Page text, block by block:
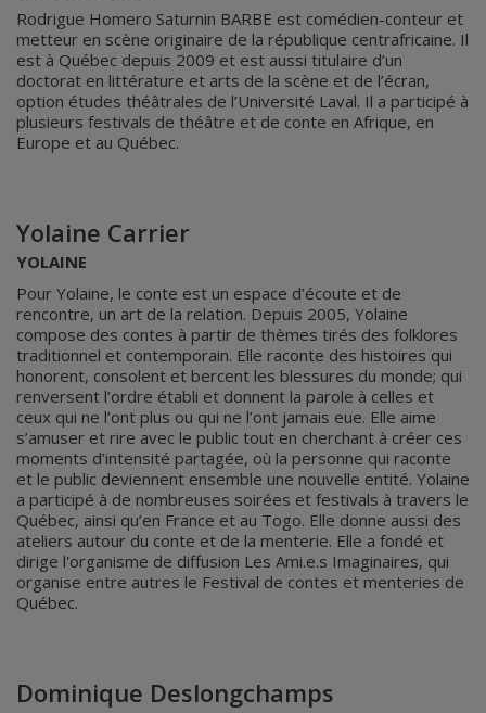
Rodrigue Homero Saturnin BARBE est comédien-conteur et
metteur en scène originaire de la république centrafricaine. Il
est à Québec depuis 2009 et est aussi titulaire d’un
doctorat en littérature et arts de la scène et de l’écran,
option études théâtrales de l’Université Laval. Il a participé à
plusieurs festivals de théâtre et de conte en Afrique, en
Europe et au Québec.
Yolaine Carrier
YOLAINE
Pour Yolaine, le conte est un espace d’écoute et de
rencontre, un art de la relation. Depuis 2005, Yolaine
compose des contes à partir de thèmes tirés des folklores
traditionnel et contemporain. Elle raconte des histoires qui
honorent, consolent et bercent les blessures du monde; qui
renversent l’ordre établi et donnent la parole à celles et
ceux qui ne l’ont plus ou qui ne l’ont jamais eue. Elle aime
s’amuser et rire avec le public tout en cherchant à créer ces
moments d’intensité partagée, où la personne qui raconte
et le public deviennent ensemble une nouvelle entité. Yolaine
a participé à de nombreuses soirées et festivals à travers le
Québec, ainsi qu’en France et au Togo. Elle donne aussi des
ateliers autour du conte et de la menterie. Elle a fondé et
dirige l'organisme de diffusion Les Ami.e.s Imaginaires, qui
organise entre autres le Festival de contes et menteries de
Québec.
Dominique Deslongchamps